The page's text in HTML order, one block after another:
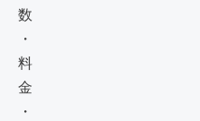
数
・
料
金
・